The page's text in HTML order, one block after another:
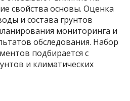
свойства основы. Оценка
и состава грунтов
мониторинга и
обследования. Набор
подбирается с
и климатических